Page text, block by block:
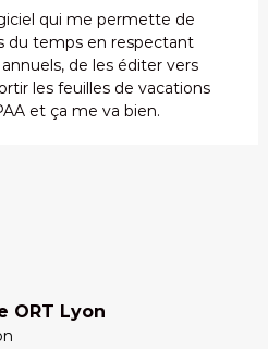
qui me permette de
du temps en respectant
de les éditer vers
les feuilles de vacations
et ça me va bien.
ORT Lyon